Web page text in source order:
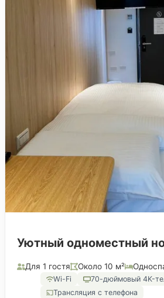
Уютный одноместный
Для 1 гостя Около 10 м²
Wi-Fi
70-дюймовый 4K-
Трансляция с телефона